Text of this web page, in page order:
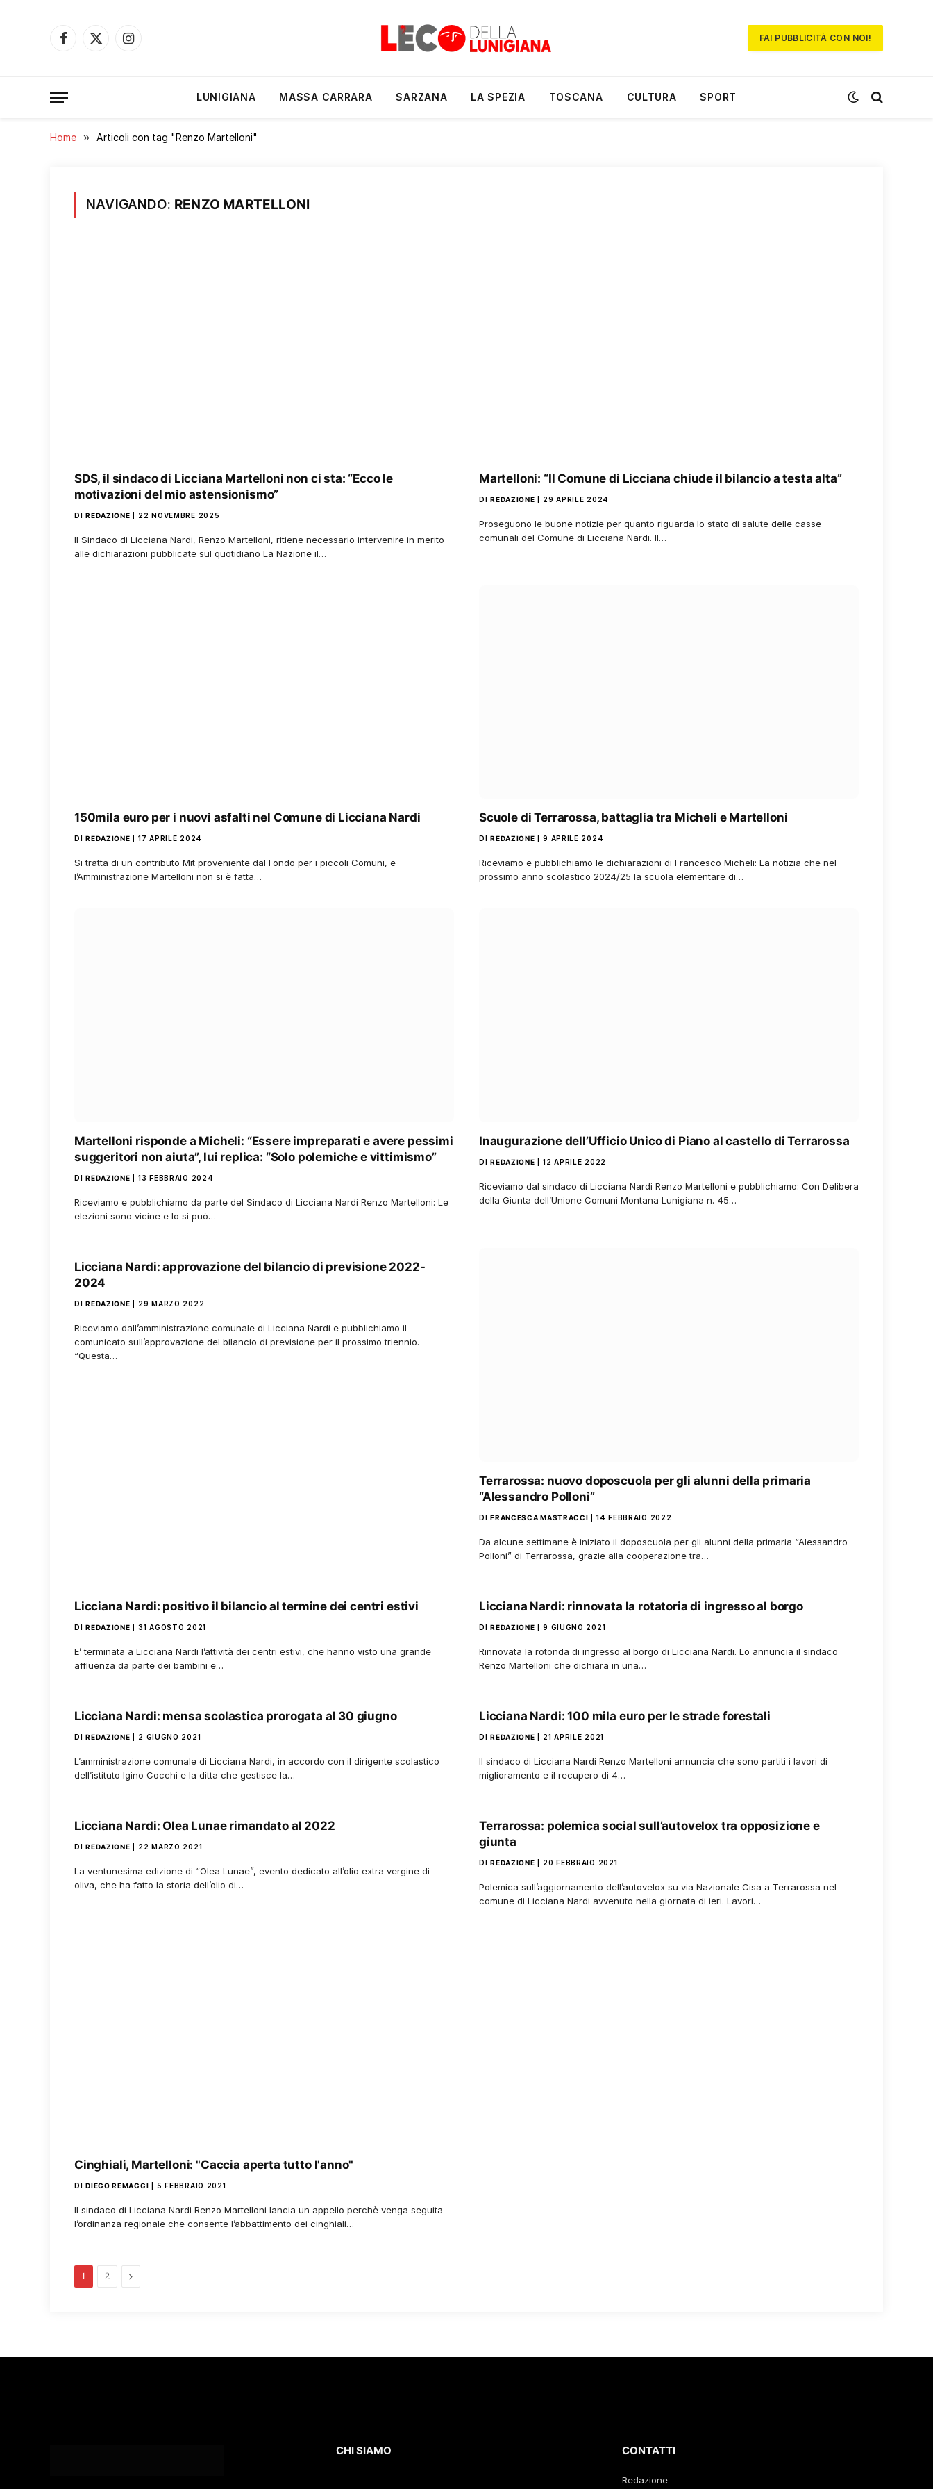
Facebook
X
Instagram
FAI PUBBLICITÀ CON NOI!
LUNIGIANA MASSA CARRARA SARZANA LA SPEZIA TOSCANA CULTURA SPORT
Home » Articoli con tag "Renzo Martelloni"
NAVIGANDO: RENZO MARTELLONI
SDS, il sindaco di Licciana Martelloni non ci sta: “Ecco le
motivazioni del mio astensionismo”
DI REDAZIONE 22 NOVEMBRE 2025
Il Sindaco di Licciana Nardi, Renzo Martelloni, ritiene necessario intervenire in merito
alle dichiarazioni pubblicate sul quotidiano La Nazione il…
Martelloni: “Il Comune di Licciana chiude il bilancio a testa alta”
DI REDAZIONE 29 APRILE 2024
Proseguono le buone notizie per quanto riguarda lo stato di salute delle casse
comunali del Comune di Licciana Nardi. Il…
150mila euro per i nuovi asfalti nel Comune di Licciana Nardi
DI REDAZIONE 17 APRILE 2024
Si tratta di un contributo Mit proveniente dal Fondo per i piccoli Comuni, e
l’Amministrazione Martelloni non si è fatta…
Scuole di Terrarossa, battaglia tra Micheli e Martelloni
DI REDAZIONE 9 APRILE 2024
Riceviamo e pubblichiamo le dichiarazioni di Francesco Micheli: La notizia che nel
prossimo anno scolastico 2024/25 la scuola elementare di…
Martelloni risponde a Micheli: “Essere impreparati e avere pessimi
suggeritori non aiuta”, lui replica: “Solo polemiche e vittimismo”
DI REDAZIONE 13 FEBBRAIO 2024
Riceviamo e pubblichiamo da parte del Sindaco di Licciana Nardi Renzo Martelloni: Le
elezioni sono vicine e lo si può…
Inaugurazione dell’Ufficio Unico di Piano al castello di Terrarossa
DI REDAZIONE 12 APRILE 2022
Riceviamo dal sindaco di Licciana Nardi Renzo Martelloni e pubblichiamo: Con Delibera
della Giunta dell’Unione Comuni Montana Lunigiana n. 45…
Licciana Nardi: approvazione del bilancio di previsione 2022-
2024
DI REDAZIONE 29 MARZO 2022
Riceviamo dall’amministrazione comunale di Licciana Nardi e pubblichiamo il
comunicato sull’approvazione del bilancio di previsione per il prossimo triennio.
“Questa…
Terrarossa: nuovo doposcuola per gli alunni della primaria
“Alessandro Polloni”
DI FRANCESCA MASTRACCI 14 FEBBRAIO 2022
Da alcune settimane è iniziato il doposcuola per gli alunni della primaria “Alessandro
Polloni” di Terrarossa, grazie alla cooperazione tra…
Licciana Nardi: positivo il bilancio al termine dei centri estivi
DI REDAZIONE 31 AGOSTO 2021
E’ terminata a Licciana Nardi l’attività dei centri estivi, che hanno visto una grande
affluenza da parte dei bambini e…
Licciana Nardi: rinnovata la rotatoria di ingresso al borgo
DI REDAZIONE 9 GIUGNO 2021
Rinnovata la rotonda di ingresso al borgo di Licciana Nardi. Lo annuncia il sindaco
Renzo Martelloni che dichiara in una…
Licciana Nardi: mensa scolastica prorogata al 30 giugno
DI REDAZIONE 2 GIUGNO 2021
L’amministrazione comunale di Licciana Nardi, in accordo con il dirigente scolastico
dell’istituto Igino Cocchi e la ditta che gestisce la…
Licciana Nardi: 100 mila euro per le strade forestali
DI REDAZIONE 21 APRILE 2021
Il sindaco di Licciana Nardi Renzo Martelloni annuncia che sono partiti i lavori di
miglioramento e il recupero di 4…
Licciana Nardi: Olea Lunae rimandato al 2022
DI REDAZIONE 22 MARZO 2021
La ventunesima edizione di “Olea Lunae”, evento dedicato all’olio extra vergine di
oliva, che ha fatto la storia dell’olio di…
Terrarossa: polemica social sull’autovelox tra opposizione e
giunta
DI REDAZIONE 20 FEBBRAIO 2021
Polemica sull’aggiornamento dell’autovelox su via Nazionale Cisa a Terrarossa nel
comune di Licciana Nardi avvenuto nella giornata di ieri. Lavori…
Cinghiali, Martelloni: "Caccia aperta tutto l'anno"
DI DIEGO REMAGGI 5 FEBBRAIO 2021
Il sindaco di Licciana Nardi Renzo Martelloni lancia un appello perchè venga seguita
l’ordinanza regionale che consente l’abbattimento dei cinghiali…
1 2
Pagina
CHI SIAMO CONTATTI
Redazione